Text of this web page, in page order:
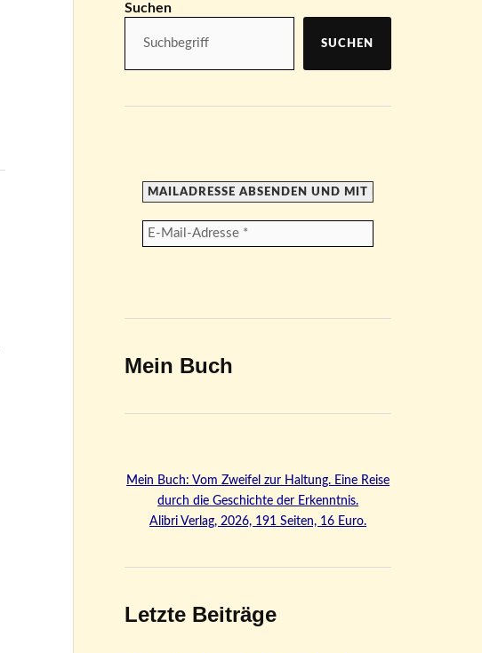
Suchen
SUCHEN
Mein Buch
Mein Buch: Vom Zweifel zur Haltung. Eine Reise
durch die Geschichte der Erkenntnis.
Alibri Verlag, 2026, 191 Seiten, 16 Euro.
Letzte Beiträge